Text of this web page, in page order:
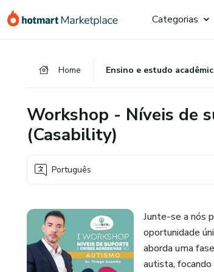
para
para
para
Categorias
Home Ensino e estudo
Workshop - Níveis de
(Casability)
Português
Junte-se a nós
oportunidade
aborda uma
autista,